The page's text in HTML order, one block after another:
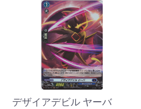
デザイアデビル ヤーバ